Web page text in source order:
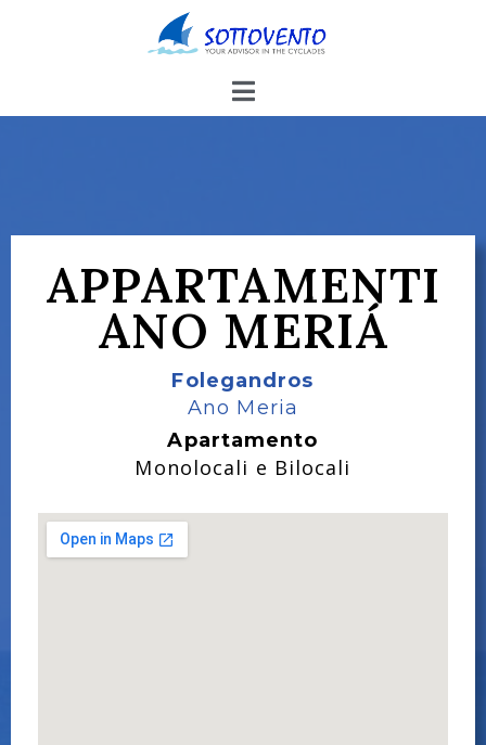
APPARTAMENTI
ANO MERIÁ
Folegandros
Ano Meria
Apartamento
Monolocali e Bilocali